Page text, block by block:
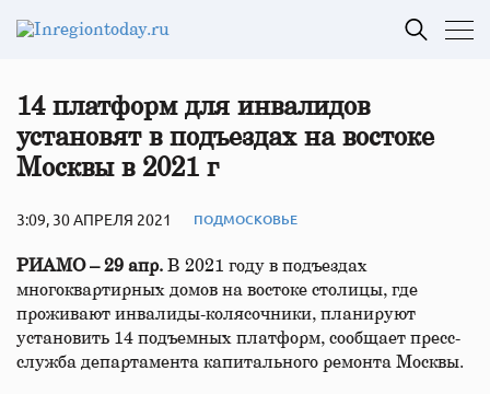
14 платформ для инвалидов
установят в подъездах на востоке
Москвы в 2021 г
3:09, 30 АПРЕЛЯ 2021 ПОДМОСКОВЬЕ
РИАМО – 29 апр. В 2021 году в подъездах
многоквартирных домов на востоке столицы, где
проживают инвалиды-колясочники, планируют
установить 14 подъемных платформ, сообщает пресс-
служба департамента капитального ремонта Москвы.